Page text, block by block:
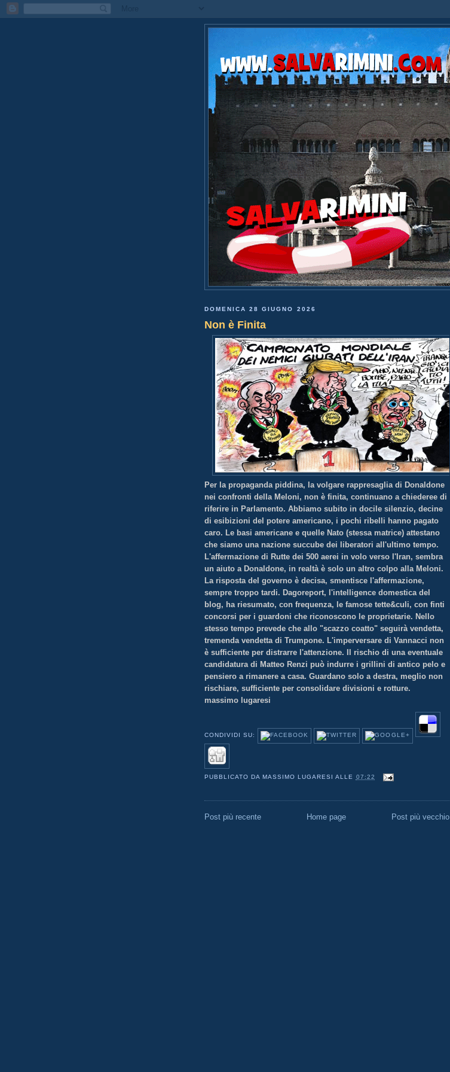
DOMENICA 28 GIUGNO 2026
Non è Finita
Per la propaganda piddina, la volgare rappresaglia di Donaldone
nei confronti della Meloni, non è finita, continuano a chiederee di
riferire in Parlamento. Abbiamo subito in docile silenzio, decine
di esibizioni del potere americano, i pochi ribelli hanno pagato
caro. Le basi americane e quelle Nato (stessa matrice) attestano
che siamo una nazione succube dei liberatori all'ultimo tempo.
L'affermazione di Rutte dei 500 aerei in volo verso l'Iran, sembra
un aiuto a Donaldone, in realtà è solo un altro colpo alla Meloni.
La risposta del governo è decisa, smentisce l'affermazione,
sempre troppo tardi. Dagoreport, l'intelligence domestica del
blog, ha riesumato, con frequenza, le famose tette&culi, con finti
concorsi per i guardoni che riconoscono le proprietarie. Nello
stesso tempo prevede che allo "scazzo coatto" seguirà vendetta,
tremenda vendetta di Trumpone. L'imperversare di Vannacci non
è sufficiente per distrarre l'attenzione. Il rischio di una eventuale
candidatura di Matteo Renzi può indurre i grillini di antico pelo e
pensiero a rimanere a casa. Guardano solo a destra, meglio non
rischiare, sufficiente per consolidare divisioni e rotture.
massimo lugaresi
CONDIVIDI SU:
PUBBLICATO DA MASSIMO LUGARESI ALLE 07:22
Post più recente Post più vecchio
Home page